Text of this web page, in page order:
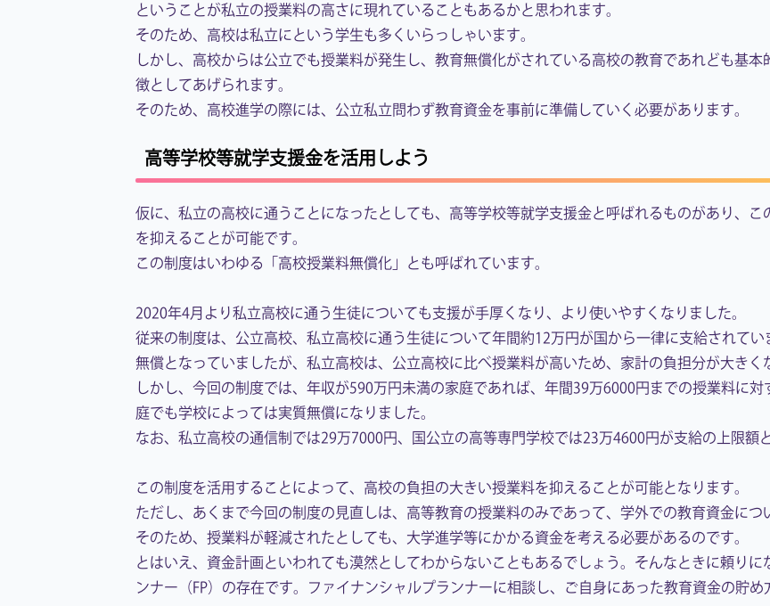
ということが私立の授業料の高さに現れていることもあるかと思われます。
そのため、高校は私立にという学生も多くいらっしゃいます。
しかし、高校からは公立でも授業料が発生し、教育無償化がされている高校の教育であれども基
徴としてあげられます。
そのため、高校進学の際には、公立私立問わず教育資金を事前に準備していく必要があります。
高等学校等就学支援金を活用しよう
仮に、私立の高校に通うことになったとしても、高等学校等就学支援金と呼ばれるものがあり、
を抑えることが可能です。
この制度はいわゆる「高校授業料無償化」とも呼ばれています。
2020年4月より私立高校に通う生徒についても支援が手厚くなり、より使いやすくなりました。
従来の制度は、公立高校、私立高校に通う生徒について年間約12万円が国から一律に支給されて
無償となっていましたが、私立高校は、公立高校に比べ授業料が高いため、家計の負担分が大きく
しかし、今回の制度では、年収が590万円未満の家庭であれば、年間39万6000円までの授業料に
庭でも学校によっては実質無償になりました。
なお、私立高校の通信制では29万7000円、国公立の高等専門学校では23万4600円が支給の上限額
この制度を活用することによって、高校の負担の大きい授業料を抑えることが可能となります。
ただし、あくまで今回の制度の見直しは、高等教育の授業料のみであって、学外での教育資金につ
そのため、授業料が軽減されたとしても、大学進学等にかかる資金を考える必要があるのです。
とはいえ、資金計画といわれても漠然としてわからないこともあるでしょう。そんなときに頼り
ンナー（FP）の存在です。ファイナンシャルプランナーに相談し、ご自身にあった教育資金の貯め